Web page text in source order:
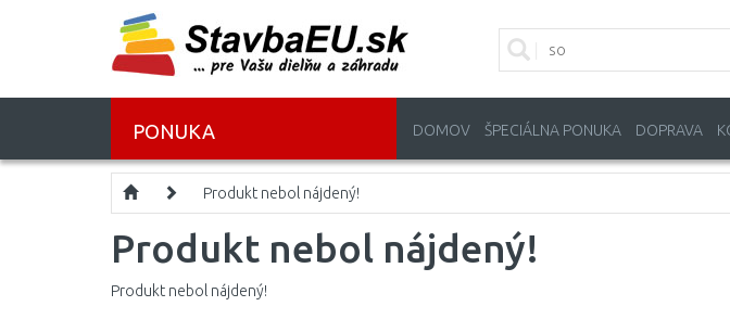
PONUKA DOMOV ŠPECIÁLNA PONUKA DOPRAVA
Produkt nebol nájdený!
Produkt nebol nájdený!
Produkt nebol nájdený!